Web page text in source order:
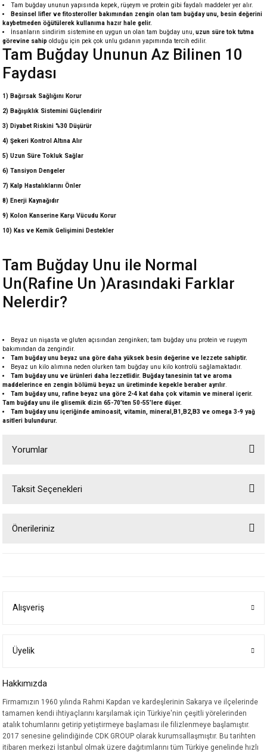
Tam buğday ununun yapısında kepek, rüşeym ve protein gibi faydalı maddeler yer alır.
Besinsel lifler ve fitosteroller bakımından zengin olan tam buğday unu, besin değerini
kaybetmeden öğütülerek kullanıma hazır hale gelir.
İnsanların sindirim sistemine en uygun un olan tam buğday unu,uzun süre tok tutma
görevine sahip olduğu için pek çok unlu gıdanın yapımında tercih edilir.
Tam Buğday Ununun Az Bilinen 10
Faydası
1) Bağırsak Sağlığını Korur
2) Bağışıklık Sistemini Güçlendirir
3) Diyabet Riskini %30 Düşürür
4) Şekeri Kontrol Altına Alır
5) Uzun Süre Tokluk Sağlar
6) Tansiyon Dengeler
7) Kalp Hastalıklarını Önler
8) Enerji Kaynağıdır
9) Kolon Kanserine Karşı Vücudu Korur
10) Kas ve Kemik Gelişimini Destekler
Tam Buğday Unu ile Normal
Un(Rafine Un )Arasındaki Farklar
Nelerdir?
Beyaz un nişasta ve gluten açısından zenginken; tam buğday unu protein ve ruşeym
bakımından da zengindir.
Tam buğday unu beyaz una göre daha yüksek besin değerine ve lezzete sahiptir.
Beyaz un kilo alımına neden olurken tam buğday unu kilo kontrolü sağlamaktadır.
Tam buğday unu ve ürünleri daha lezzetlidir. Buğday tanesinin tat ve aroma
maddelerince en zengin bölümü beyaz un üretiminde kepekle beraber ayrılır
Tam buğday unu, rafine beyaz una göre 2-4 kat daha çok vitamin ve mineral içerir.
Tam buğday unu ile glisemik dizin 65-70’ten 50-55’lere düşer.
Tam buğday unu içeriğinde aminoasit, vitamin, mineral,B1,B2,B3 ve omega 3-9 yağ
asitleri bulundurur.
Yorumlar
Taksit Seçenekleri
Önerileriniz
Ürün bilgilerinde hatalar bulunuyor.
Bu ürüne benzer farklı alternatifler olmalı.
Alışveriş
Üyelik
Hakkımızda
Firmamızın 1960 yılında Rahmi Kapdan ve kardeşlerinin Sakarya ve ilçelerinde
tamamen kendi ihtiyaçlarını karşılamak için Türkiye'nin çeşitli yörelerinden
atalık tohumlarını getirip yetiştirmeye başlaması ile filizlenmeye başlamıştır.
2017 senesine gelindiğinde CDK GROUP olarak kurumsallaşmıştır. Bu tarihten
itibaren merkezi İstanbul olmak üzere dağıtımlarını tüm Türkiye genelinde hızlı